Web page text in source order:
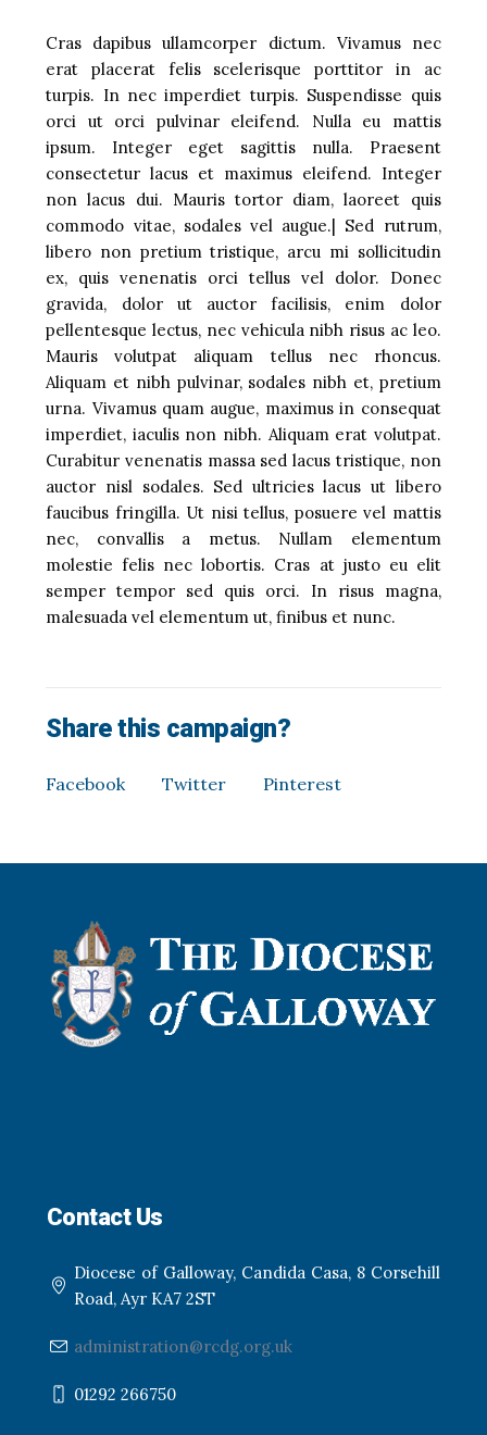
Cras dapibus ullamcorper dictum. Vivamus nec
erat placerat felis scelerisque porttitor in ac
turpis. In nec imperdiet turpis. Suspendisse quis
orci ut orci pulvinar eleifend. Nulla eu mattis
ipsum. Integer eget sagittis nulla. Praesent
consectetur lacus et maximus eleifend. Integer
non lacus dui. Mauris tortor diam, laoreet quis
commodo vitae, sodales vel augue.| Sed rutrum,
libero non pretium tristique, arcu mi sollicitudin
ex, quis venenatis orci tellus vel dolor. Donec
gravida, dolor ut auctor facilisis, enim dolor
pellentesque lectus, nec vehicula nibh risus ac leo.
Mauris volutpat aliquam tellus nec rhoncus.
Aliquam et nibh pulvinar, sodales nibh et, pretium
urna. Vivamus quam augue, maximus in consequat
imperdiet, iaculis non nibh. Aliquam erat volutpat.
Curabitur venenatis massa sed lacus tristique, non
auctor nisl sodales. Sed ultricies lacus ut libero
faucibus fringilla. Ut nisi tellus, posuere vel mattis
nec, convallis a metus. Nullam elementum
molestie felis nec lobortis. Cras at justo eu elit
semper tempor sed quis orci. In risus magna,
malesuada vel elementum ut, finibus et nunc.
Share this campaign?
Facebook Twitter Pinterest
Contact Us
Diocese of Galloway, Candida Casa, 8 Corsehill
Road, Ayr KA7 2ST
administration@rcdg.org.uk
01292 266750